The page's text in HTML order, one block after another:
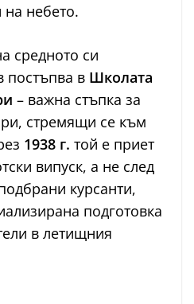
на небето.
средното си
постъпва в Школата
– важна стъпка за
стремящи се към
1938 г. той е приет
випуск, а не след
курсанти,
подготовка
в летищния